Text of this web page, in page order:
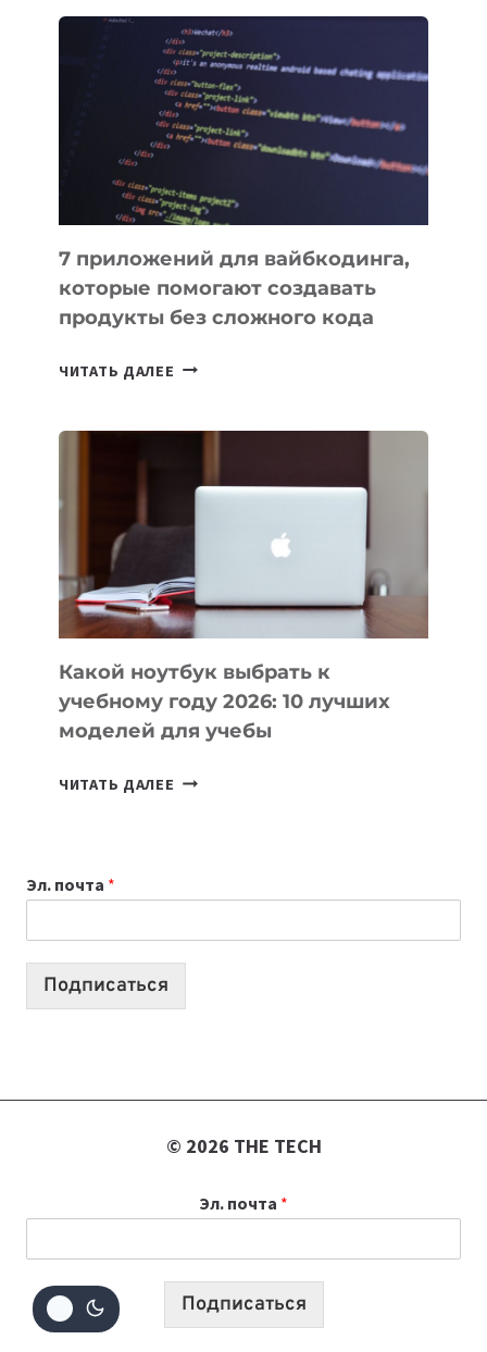
ПОЛЕЗНЫХ
ИНСТРУМЕНТОВ
ДЛЯ
РАБОТЫ
7 приложений для вайбкодинга,
которые помогают создавать
продукты без сложного кода
ЧИТАТЬ ДАЛЕЕ
ПОМОГАЮТ
СОЗДАВАТЬ
БЕЗ
СЛОЖНОГО
КОДА
Какой ноутбук выбрать к
учебному году 2026: 10 лучших
моделей для учебы
ЧИТАТЬ ДАЛЕЕ КАКОЙ
2026:
10
Эл. почта *
Подписаться
© 2026 THE TECH
Эл. почта *
Подписаться